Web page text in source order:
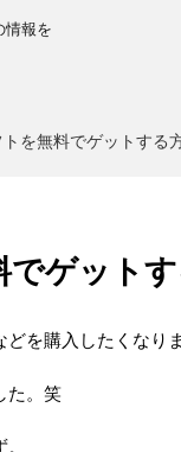
情報を
を無料でゲットする
ゲットす
を購入したくなり
た。笑